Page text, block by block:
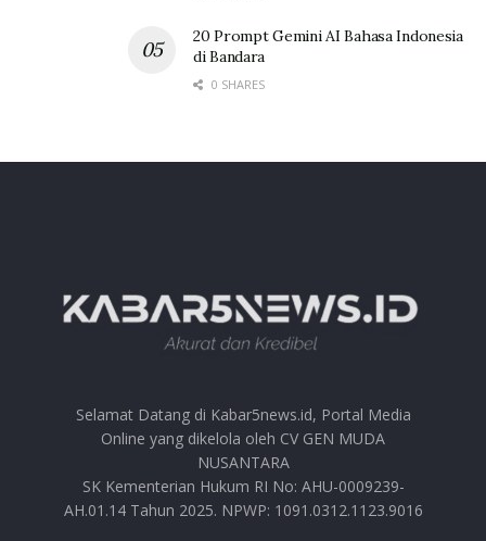
20 Prompt Gemini AI Bahasa Indonesia
di Bandara
0 SHARES
Selamat Datang di Kabar5news.id, Portal Media
Online yang dikelola oleh CV GEN MUDA
NUSANTARA
SK Kementerian Hukum RI No: AHU-0009239-
AH.01.14 Tahun 2025. NPWP: 1091.0312.1123.9016